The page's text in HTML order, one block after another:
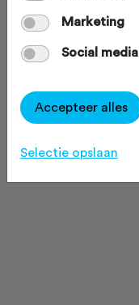
Marketing
Social media
Accepteer alles
Selectie opslaan